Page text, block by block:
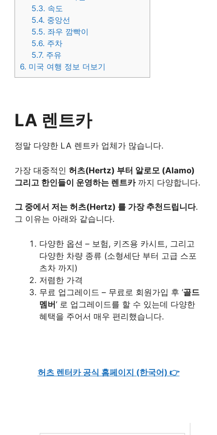
5.3. 속도
5.4. 중앙선
5.5. 좌우 깜빡이
5.6. 주차
5.7. 주유
6. 미국 여행 정보 더보기
LA 렌트카
정말 다양한 LA 렌트카 업체가 많습니다.
가장 대중적인 허츠(Hertz) 부터 알로모 (Alamo)
그리고 한인들이 운영하는 렌트카까지 다양합니다.
그 중에서 저는 허츠(Hertz) 를 가장 추천드립니다.
그 이유는 아래와 같습니다.
다양한 옵션 – 보험, 키즈용 카시트, 그리고
다양한 차량 종류 (소형세단 부터 고급 스포
츠차 까지)
저렴한 가격
무료 업그레이드 – 무료로 회원가입 후 ‘골드
멤버‘ 로 업그레이드를 할 수 있는데 다양한
혜택을 주어서 매우 편리했습니다.
허츠 렌터카 공식 홈페이지 (한국어) 👉